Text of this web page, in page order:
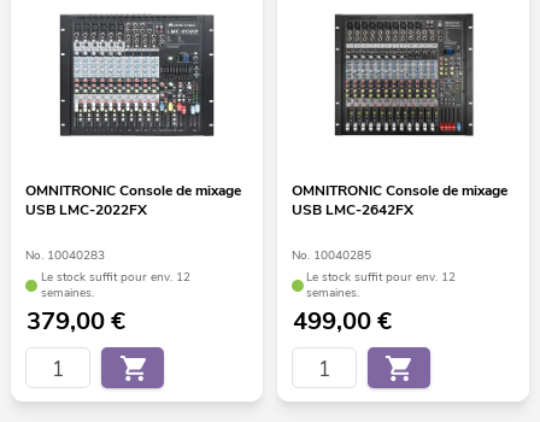
OMNITRONIC Console de mixage
USB LMC-2022FX
No. 10040283
Le stock suffit pour env. 12
semaines.
379,00€
OMNITRONIC Console de mixage
USB LMC-2642FX
No. 10040285
Le stock suffit pour env. 12
semaines.
499,00€